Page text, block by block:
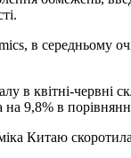
в середньому
в квітні-червні
на 9,8% в
Китаю